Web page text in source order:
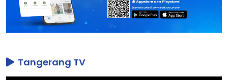
Tangerang TV